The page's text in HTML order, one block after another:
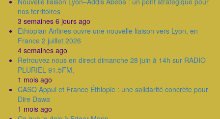
nos territoires
3 semaines 6 jours ago
Ethiopian Airlines ouvre une nouvelle liaison vers Lyon, en
France 2 juillet 2026
4 semaines ago
Retrouvez nous en direct dimanche 28 juin à 14h sur RADIO
PLURIEL 91.5FM,
1 mois ago
CASQ Appui et France Éthiopie : une solidarité concrète pour
Dire Dawa
1 mois ago